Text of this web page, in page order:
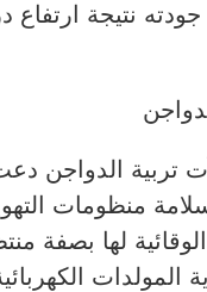
نتيجة ارتفاع
تربية الدواجن
منظومات
لها بصفة